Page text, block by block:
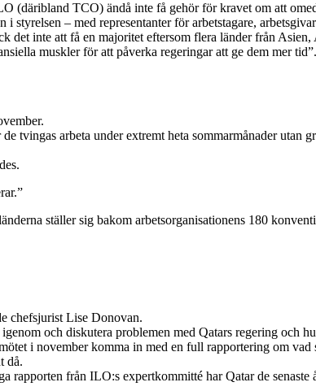
(däribland TCO) ändå inte få gehör för kravet om att
– med representanter för arbetstagare,
inte att få en majoritet eftersom flera länder från
muskler för att påverka regeringar att ge dem mer tid”.
tvingas arbeta under extremt heta sommarmånader utan
ställer sig bakom arbetsorganisationens 180
chefsjurist Lise Donovan.
och diskutera problemen med Qatars regering och
i november komma in med en full rapportering om
då.
från ILO:s expertkommitté har Qatar de